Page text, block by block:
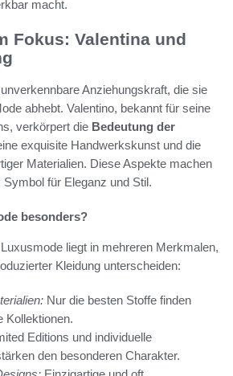
macht.
Fokus: Valentina und
Anziehungskraft, die sie
abhebt. Valentino, bekannt für seine
verkörpert die Bedeutung der
exquisite Handwerkskunst und die
Materialien. Diese Aspekte machen
für Eleganz und Stil.
besonders?
liegt in mehreren Merkmalen,
Kleidung unterscheiden:
Nur die besten Stoffe finden
Kollektionen.
Editions und individuelle
den besonderen Charakter.